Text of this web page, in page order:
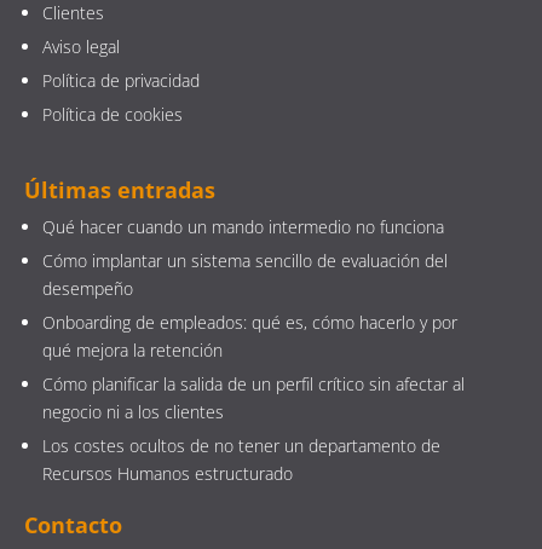
Clientes
Aviso legal
Política de privacidad
Política de cookies
Últimas entradas
Qué hacer cuando un mando intermedio no funciona
Cómo implantar un sistema sencillo de evaluación del
desempeño
Onboarding de empleados: qué es, cómo hacerlo y por
qué mejora la retención
Cómo planificar la salida de un perfil crítico sin afectar al
negocio ni a los clientes
Los costes ocultos de no tener un departamento de
Recursos Humanos estructurado
Contacto